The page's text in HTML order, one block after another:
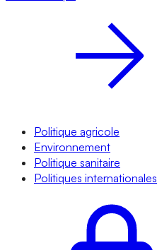
Politique agricole
Environnement
Politique sanitaire
Politiques internationales